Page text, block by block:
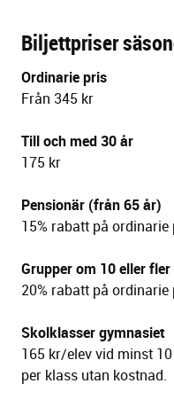
Biljettpriser
Ordinarie pris
Från 345 kr
Till och med 30 år
175 kr
Pensionär (från 65 år)
15% rabatt på ordinarie
Grupper om 10 eller fler
20% rabatt på ordinarie
Skolklasser gymnasiet
165 kr/elev vid minst
per klass utan kostnad.